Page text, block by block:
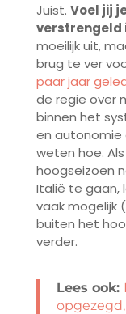
Juist. Voel jij
verstrengeld
moeilijk uit,
brug te ver
paar jaar
de regie over
binnen het
en autonomie
weten hoe.
hoogseizoen
Italië te gaan,
vaak mogelijk
buiten het
verder.
Lees ook: